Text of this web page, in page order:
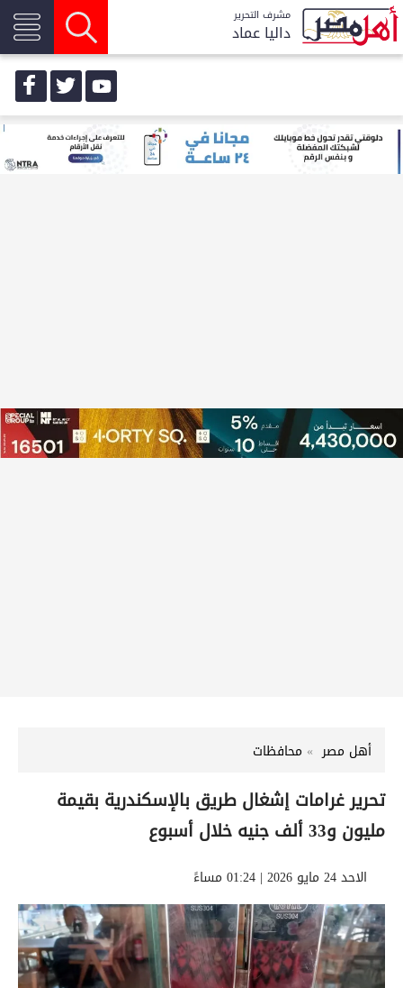
مشرف التحرير
داليا عماد
أهل مصر محافظات
تحرير غرامات إشغال طريق بالإسكندرية بقيمة
مليون و33 ألف جنيه خلال أسبوع
الاحد 24 مايو 2026 | 01:24 مساءً